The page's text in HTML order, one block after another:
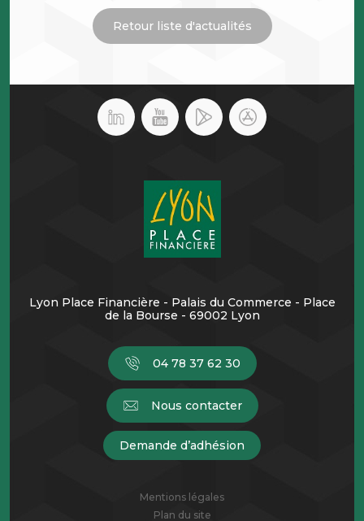
Retour liste d'actualités
Lyon Place Financière - Palais du Commerce - Place
de la Bourse - 69002 Lyon
04 78 37 62 30
Nous contacter
Demande d’adhésion
Mentions légales
Plan du site